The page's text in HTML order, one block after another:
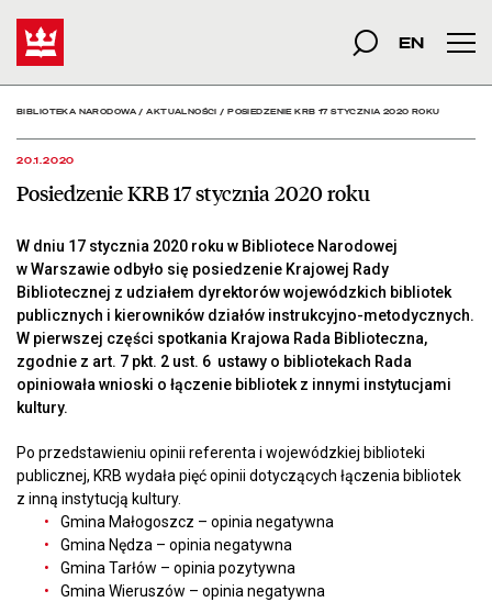
Posiedzenie KRB 17
szukana fraza
Szukaj
EN
BIBLIOTEKA NARODOWA/AKTUALNOŚCI /POSIEDZENIE KRB 17 STYCZNIA 2020 ROKU
20.1.2020
Posiedzenie KRB 17 stycznia 2020 roku
W dniu 17 stycznia 2020 roku w Bibliotece Narodowej
w Warszawie odbyło się posiedzenie Krajowej Rady
Bibliotecznej z udziałem dyrektorów wojewódzkich bibliotek
publicznych i kierowników działów instrukcyjno-metodycznych.
W pierwszej części spotkania Krajowa Rada Biblioteczna,
zgodnie z art. 7 pkt. 2 ust. 6 ustawy o bibliotekach Rada
opiniowała wnioski o łączenie bibliotek z innymi instytucjami
kultury.
Po przedstawieniu opinii referenta i wojewódzkiej biblioteki
publicznej, KRB wydała pięć opinii dotyczących łączenia bibliotek
z inną instytucją kultury.
Gmina Małogoszcz – opinia negatywna
Gmina Nędza – opinia negatywna
Gmina Tarłów – opinia pozytywna
Gmina Wieruszów – opinia negatywna